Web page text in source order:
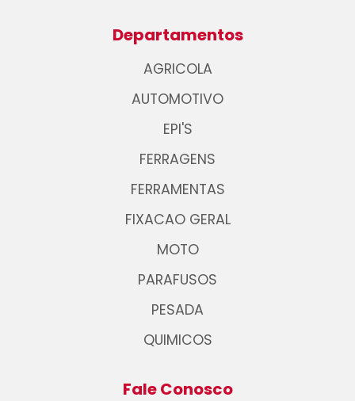
Departamentos
AGRICOLA
AUTOMOTIVO
EPI'S
FERRAGENS
FERRAMENTAS
FIXACAO GERAL
MOTO
PARAFUSOS
PESADA
QUIMICOS
Fale Conosco